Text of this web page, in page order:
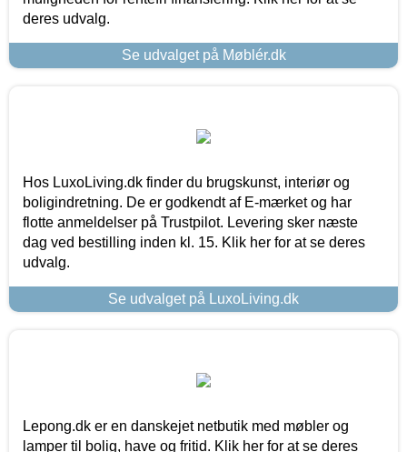
deres udvalg.
Se udvalget på Møblér.dk
Hos LuxoLiving.dk finder du brugskunst, interiør og
boligindretning. De er godkendt af E-mærket og har
flotte anmeldelser på Trustpilot. Levering sker næste
dag ved bestilling inden kl. 15. Klik her for at se deres
udvalg.
Se udvalget på LuxoLiving.dk
Lepong.dk er en danskejet netbutik med møbler og
lamper til bolig, have og fritid. Klik her for at se deres